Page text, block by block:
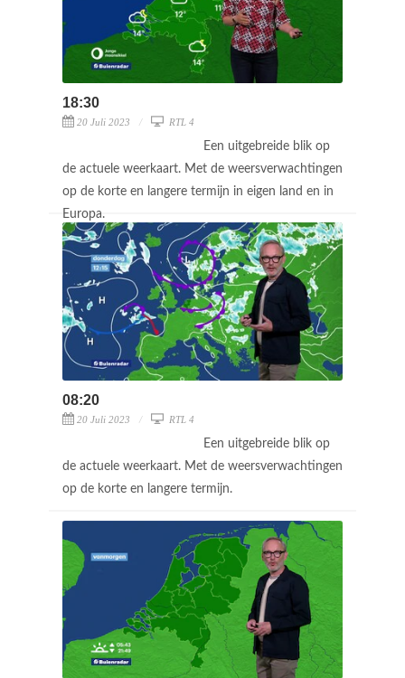
18:30
20 Juli 2023 RTL 4
Een uitgebreide blik op
de actuele weerkaart. Met de weersverwachtingen
op de korte en langere termijn in eigen land en in
Europa.
08:20
20 Juli 2023 RTL 4
Een uitgebreide blik op
de actuele weerkaart. Met de weersverwachtingen
op de korte en langere termijn.